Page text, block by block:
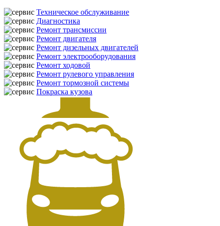
Техническое обслуживание
Диагностика
Ремонт трансмиссии
Ремонт двигателя
Ремонт дизельных двигателей
Ремонт электрооборудования
Ремонт ходовой
Ремонт рулевого управления
Ремонт тормозной системы
Покраска кузова